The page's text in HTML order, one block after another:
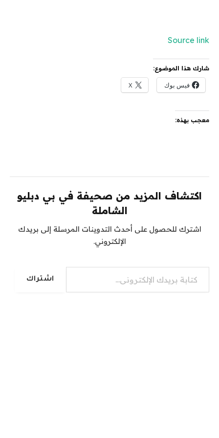
Source link
شارك هذا الموضوع:
فيس بوك X
معجب بهذه:
اكتشاف المزيد من صحيفة في بي دبليو
الشاملة
اشترك للحصول على أحدث التدوينات المرسلة إلى بريدك
الإلكتروني.
كتابة بريدك الإلكتروني...
اشتراك